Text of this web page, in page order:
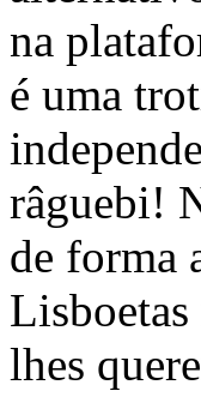
na
é uma
râguebi!
de forma
lhes